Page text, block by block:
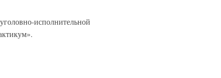
исполнительной